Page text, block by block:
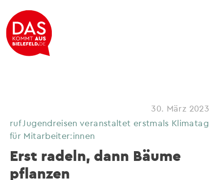
30. März 2023
ruf Jugendreisen veranstaltet erstmals Klimatag
für Mitarbeiter:innen
Erst radeln, dann Bäume
pflanzen